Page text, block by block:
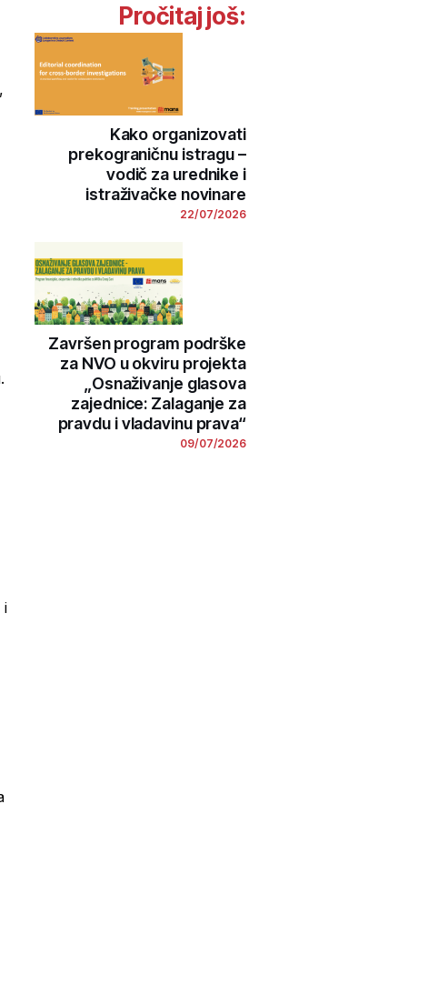
i
Pročitaj još:
Kako organizovati
prekograničnu istragu –
vodič za urednike i
istraživačke novinare
22/07/2026
Završen program podrške
za NVO u okviru projekta
„Osnaživanje glasova
zajednice: Zalaganje za
pravdu i vladavinu prava“
09/07/2026